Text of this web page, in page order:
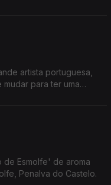
artista portuguesa,
de Esmolfe' de aroma
Penalva do Castelo.